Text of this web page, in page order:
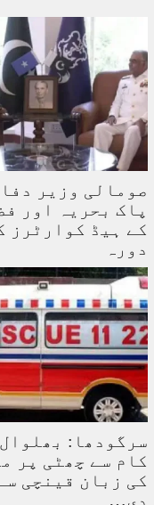
صومالی وزیر
پاک بحریہ اور
کے ہیڈ کوارٹرز
دورہ
سرگودھا:
کام سے چھٹی پر
کی زبان قینچی
دی…